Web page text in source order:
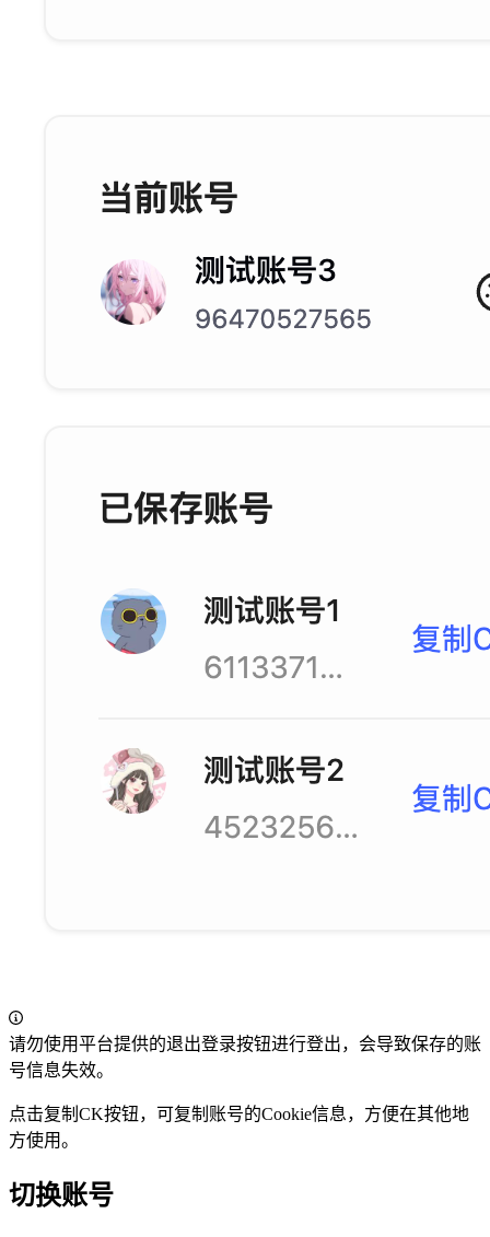
请勿使用平台提供的退出登录按钮进行登出，会导致保存的账
号信息失效。
点击复制CK按钮，可复制账号的Cookie信息，方便在其他地
方使用。
切换账号